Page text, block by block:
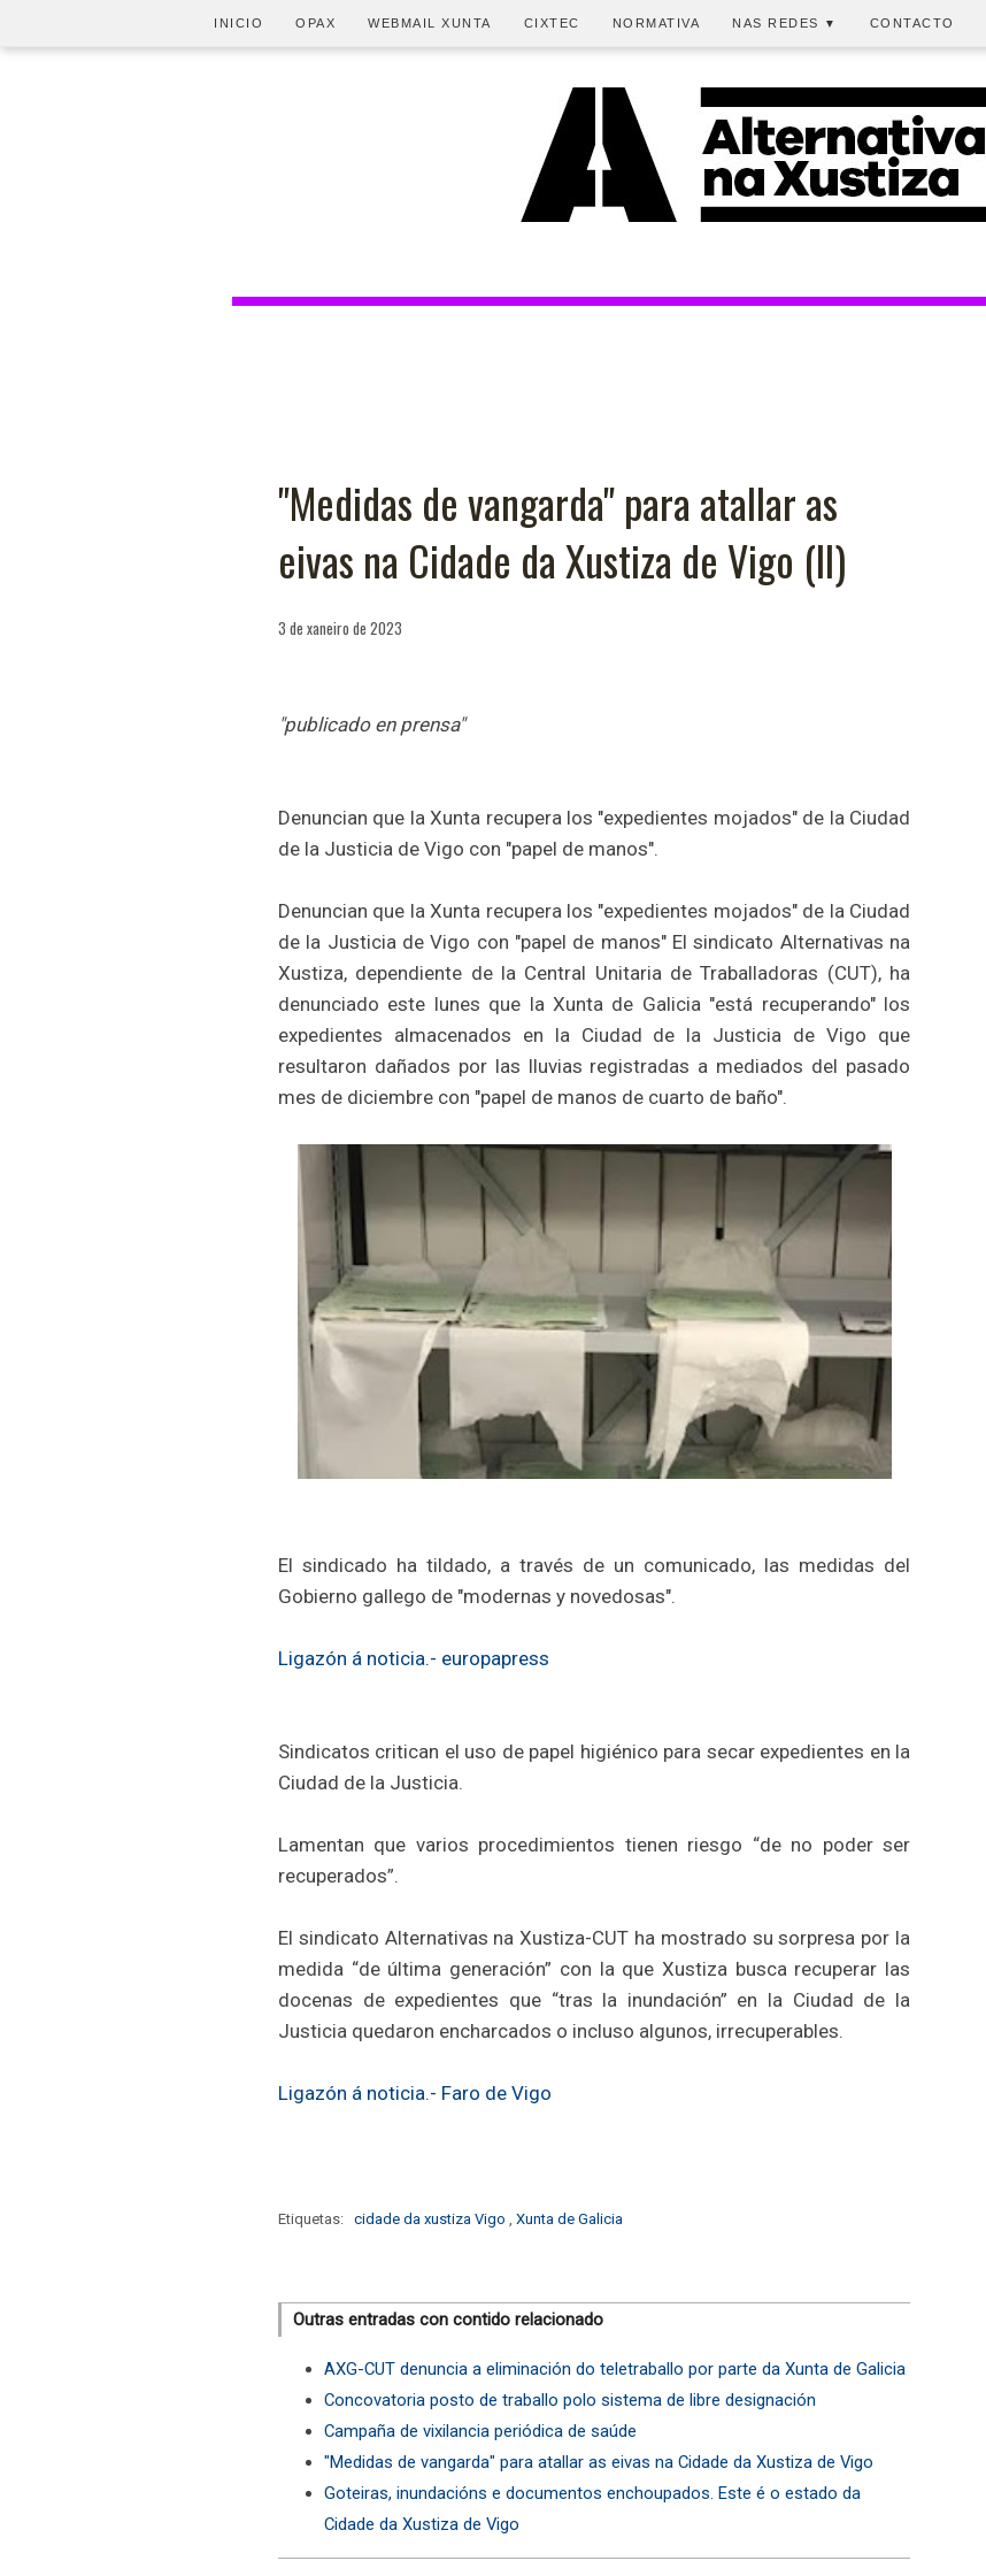
INICIO OPAX WEBMAIL XUNTA CIXTEC NORMATIVA NAS REDES ▼ CONTACTO
"Medidas de vangarda" para atallar as
eivas na Cidade da Xustiza de Vigo (II)
3 de xaneiro de 2023
"publicado en prensa"
Denuncian que la Xunta recupera los "expedientes mojados" de la Ciudad
de la Justicia de Vigo con "papel de manos".
Denuncian que la Xunta recupera los "expedientes mojados" de la Ciudad
de la Justicia de Vigo con "papel de manos" El sindicato Alternativas na
Xustiza, dependiente de la Central Unitaria de Traballadoras (CUT), ha
denunciado este lunes que la Xunta de Galicia "está recuperando" los
expedientes almacenados en la Ciudad de la Justicia de Vigo que
resultaron dañados por las lluvias registradas a mediados del pasado
mes de diciembre con "papel de manos de cuarto de baño".
El sindicado ha tildado, a través de un comunicado, las medidas del
Gobierno gallego de "modernas y novedosas".
Ligazón á noticia.- europapress
Sindicatos critican el uso de papel higiénico para secar expedientes en la
Ciudad de la Justicia.
Lamentan que varios procedimientos tienen riesgo “de no poder ser
recuperados”.
El sindicato Alternativas na Xustiza-CUT ha mostrado su sorpresa por la
medida “de última generación” con la que Xustiza busca recuperar las
docenas de expedientes que “tras la inundación” en la Ciudad de la
Justicia quedaron encharcados o incluso algunos, irrecuperables.
Ligazón á noticia.- Faro de Vigo
Etiquetas: cidade da xustiza Vigo , Xunta de Galicia
Outras entradas con contido relacionado
AXG-CUT denuncia a eliminación do teletraballo por parte da Xunta de Galicia
Concovatoria posto de traballo polo sistema de libre designación
Campaña de vixilancia periódica de saúde
"Medidas de vangarda" para atallar as eivas na Cidade da Xustiza de Vigo
Goteiras, inundacións e documentos enchoupados. Este é o estado da
Cidade da Xustiza de Vigo